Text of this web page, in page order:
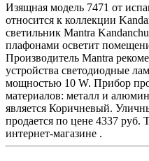
Изящная модель 7471 от
относится к коллекции
светильник Mantra
плафонами осветит
Производитель Mantra
устройства светодиодные
мощностью 10 W. Прибор
материалов: металл и
является Коричневый.
продается по цене 4337 руб.
интернет-магазине .